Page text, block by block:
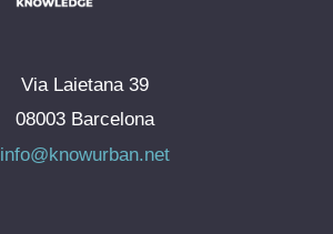
Via Laietana 39
08003 Barcelona
info@knowurban.net